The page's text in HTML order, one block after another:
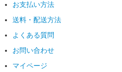
お支払い方法
送料・配送方法
よくある質問
お問い合わせ
マイページ